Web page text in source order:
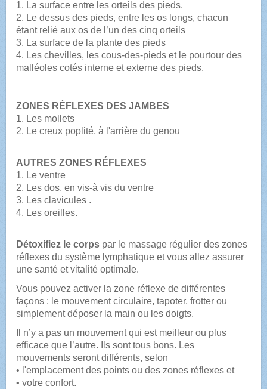
1. La surface entre les orteils des pieds.
2. Le dessus des pieds, entre les os longs, chacun
étant relié aux os de l’un des cinq orteils
3. La surface de la plante des pieds
4. Les chevilles, les cous-des-pieds et le pourtour des
malléoles cotés interne et externe des pieds.
ZONES RÉFLEXES DES JAMBES
1. Les mollets
2. Le creux poplité, à l'arrière du genou
AUTRES ZONES RÉFLEXES
1. Le ventre
2. Les dos, en vis-à vis du ventre
3. Les clavicules .
4. Les oreilles.
Détoxifiez le corps par le massage régulier des zones
réflexes du système lymphatique et vous allez assurer
une santé et vitalité optimale.
Vous pouvez activer la zone réflexe de différentes
façons : le mouvement circulaire, tapoter, frotter ou
simplement déposer la main ou les doigts.
Il n’y a pas un mouvement qui est meilleur ou plus
efficace que l’autre. Ils sont tous bons. Les
mouvements seront différents, selon
• l'emplacement des points ou des zones réflexes et
• votre confort.